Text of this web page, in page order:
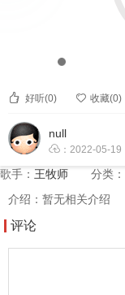
 好听(0)  收藏(0)
null
 ：2022-05-19
歌手： 王牧师 分类：
介绍：暂无相关介绍